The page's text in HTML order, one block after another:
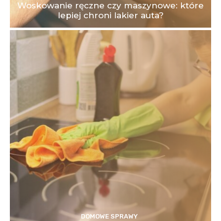
Woskowanie ręczne czy maszynowe: które
lepiej chroni lakier auta?
DOMOWE SPRAWY